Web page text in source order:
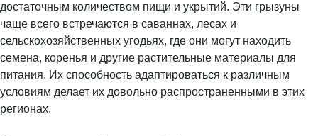
достаточным количеством пищи и укрытий. Эти грызуны
чаще всего встречаются в саваннах, лесах и
сельскохозяйственных угодьях, где они могут находить
семена, коренья и другие растительные материалы для
питания. Их способность адаптироваться к различным
условиям делает их довольно распространенными в этих
регионах.